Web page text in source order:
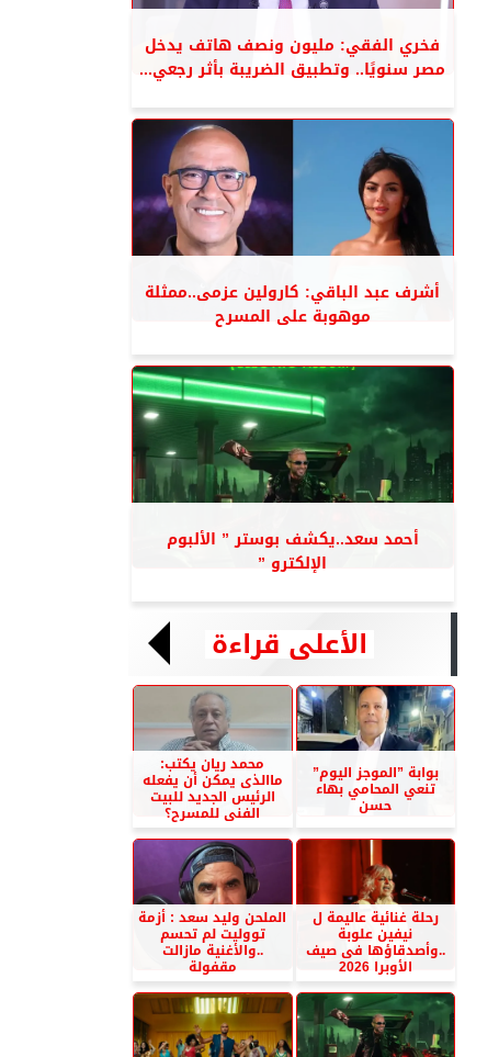
فخري الفقي: مليون ونصف هاتف يدخل
مصر سنويًا.. وتطبيق الضريبة بأثر رجعي...
أشرف عبد الباقي: كارولين عزمى..ممثلة
موهوبة على المسرح
أحمد سعد..يكشف بوستر ” الألبوم
الإلكترو ”
الأعلى قراءة
بوابة ”الموجز اليوم”
تنعي المحامي بهاء
حسن
محمد ريان يكتب:
ماالذى يمكن أن يفعله
الرئيس الجديد للبيت
الفنى للمسرح؟
رحلة غنائية عاليمة ل
نيفين علوبة
..وأصدقاؤها فى صيف
الأوبرا 2026
الملحن وليد سعد : أزمة
تووليت لم تحسم
..والأغنية مازالت
مقفولة